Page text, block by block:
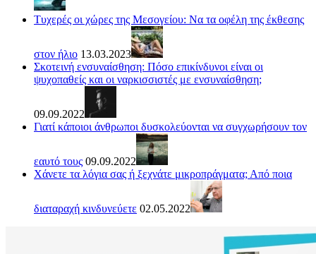
Τυχερές οι χώρες της Μεσογείου: Να τα οφέλη της έκθεσης
στον ήλιο 13.03.2023
Σκοτεινή ενσυναίσθηση: Πόσο επικίνδυνοι είναι οι
ψυχοπαθείς και οι ναρκισσιστές με ενσυναίσθηση;
09.09.2022
Γιατί κάποιοι άνθρωποι δυσκολεύονται να συγχωρήσουν τον
εαυτό τους 09.09.2022
Χάνετε τα λόγια σας ή ξεχνάτε μικροπράγματα; Από ποια
διαταραχή κινδυνεύετε 02.05.2022